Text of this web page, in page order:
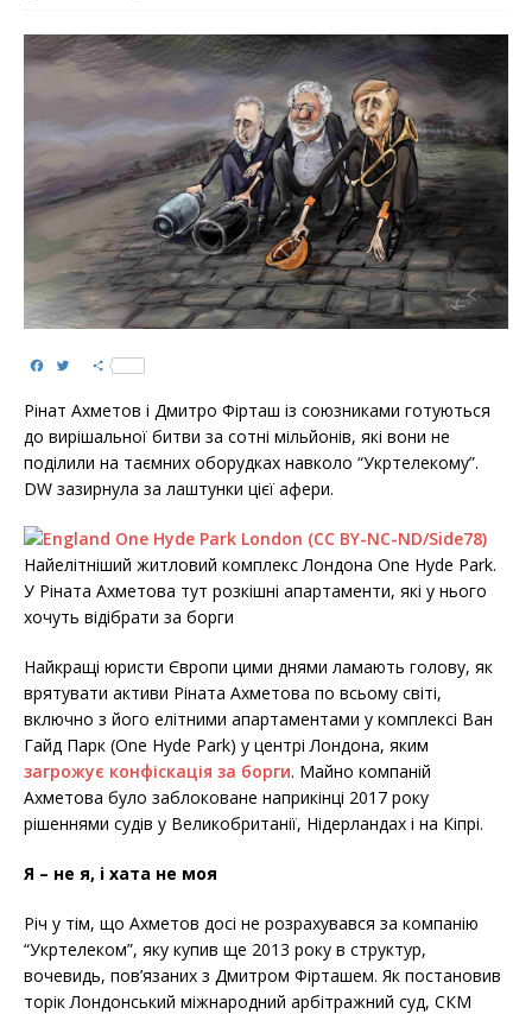
e
b
o
o
k
i
t
t
e
r
S
h
r
e
Рінат Ахметов і Дмитро Фірташ із союзниками готуються
до вирішальної битви за сотні мільйонів, які вони не
поділили на таємних оборудках навколо “Укртелекому”.
DW зазирнула за лаштунки цієї афери.
Найелітніший житловий комплекс Лондона One Hyde Park.
У Ріната Ахметова тут розкішні апартаменти, які у нього
хочуть відібрати за борги
Найкращі юристи Європи цими днями ламають голову, як
врятувати активи Ріната Ахметова по всьому світі,
включно з його елітними апартаментами у комплексі Ван
Гайд Парк (One Hyde Park) у центрі Лондона, яким
загрожує конфіскація за борги. Майно компаній
Ахметова було заблоковане наприкінці 2017 року
рішеннями судів у Великобританії, Нідерландах і на Кіпрі.
Я – не я, і хата не моя
Річ у тім, що Ахметов досі не розрахувався за компанію
“Укртелеком”, яку купив ще 2013 року в структур,
вочевидь, пов’язаних з Дмитром Фірташем. Як постановив
торік Лондонський міжнародний арбітражний суд, СКМ